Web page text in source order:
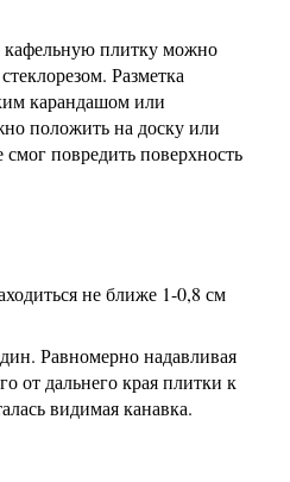
плитку можно
Разметка
карандашом или
положить на доску или
повредить поверхность
не ближе 1-0,8 см
Равномерно надавливая
от дальнего края плитки к
видимая канавка.